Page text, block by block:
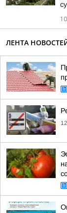
ЛЕНТА